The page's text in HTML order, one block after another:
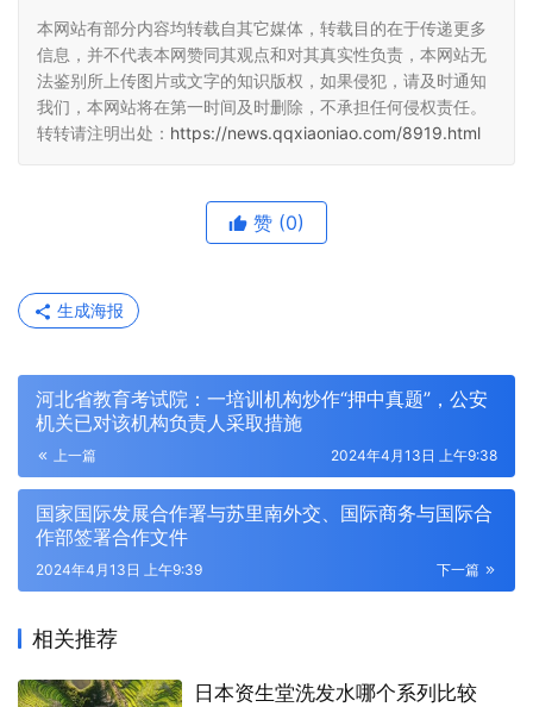
本网站有部分内容均转载自其它媒体，转载目的在于传递更多
信息，并不代表本网赞同其观点和对其真实性负责，本网站无
法鉴别所上传图片或文字的知识版权，如果侵犯，请及时通知
我们，本网站将在第一时间及时删除，不承担任何侵权责任。
转转请注明出处： https://news.qqxiaoniao.com/8919.html
赞 (0)
生成海报
河北省教育考试院：一培训机构炒作“押中真题”，公安
机关已对该机构负责人采取措施
上一篇 2024年4月13日 上午9:38
国家国际发展合作署与苏里南外交、国际商务与国际合
作部签署合作文件
下一篇
2024年4月13日 上午9:39
相关推荐
日本资生堂洗发水哪个系列比较